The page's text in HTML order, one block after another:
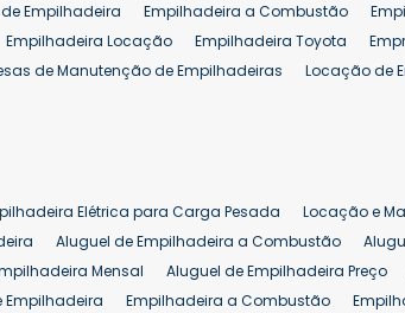
Empilhadeira Empilhadeira a Combustão
Empilhadeira Locação Empilhadeira Toyota
de Manutenção de Empilhadeiras Locação de
25 ton Comprar Empilhadeira 25 ton
Elétrica para Carga Pesada Locação e
Aluguel de Empilhadeira a Combustão
Mensal Aluguel de Empilhadeira Preço
Empilhadeira a Combustão